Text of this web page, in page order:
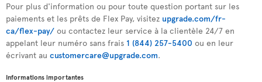
Pour plus d'information ou pour toute question portant sur les
paiements et les prêts de Flex Pay, visitez upgrade.com/fr-
ca/flex-pay/ ou contactez leur service à la clientèle 24/7 en
appelant leur numéro sans frais 1 (844) 257-5400 ou en leur
écrivant au customercare@upgrade.com.
Informations importantes